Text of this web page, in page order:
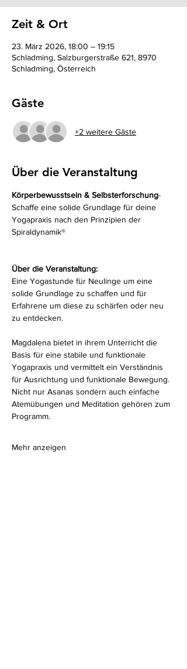
Zeit & Ort
23. März 2026, 18:00 – 19:15
Schladming, Salzburgerstraße 621, 8970
Schladming, Österreich
Gäste
+2 weitere Gäste
Über die Veranstaltung
Körperbewusstsein & Selbsterforschung-
Schaffe eine solide Grundlage für deine
Yogapraxis nach den Prinzipien der
Spiraldynamik®
Über die Veranstaltung:
Eine Yogastunde für Neulinge um eine
solide Grundlage zu schaffen und für
Erfahrene um diese zu schärfen oder neu
zu entdecken.
Magdalena bietet in ihrem Unterricht die
Basis für eine stabile und funktionale
Yogapraxis und vermittelt ein Verständnis
für Ausrichtung und funktionale Bewegung.
Nicht nur Asanas sondern auch einfache
Atemübungen und Meditation gehören zum
Programm.
Mehr anzeigen